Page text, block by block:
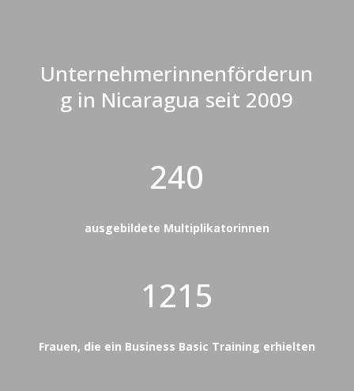
Unternehmerinnenförderun
g in Nicaragua seit 2009
240
ausgebildete Multiplikatorinnen
1215
Frauen, die ein Business Basic Training erhielten